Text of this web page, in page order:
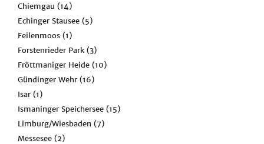
Chiemgau (14)
Echinger Stausee (5)
Feilenmoos (1)
Forstenrieder Park (3)
Fröttmaniger Heide (10)
Gündinger Wehr (16)
Isar (1)
Ismaninger Speichersee (15)
Limburg/Wiesbaden (7)
Messesee (2)